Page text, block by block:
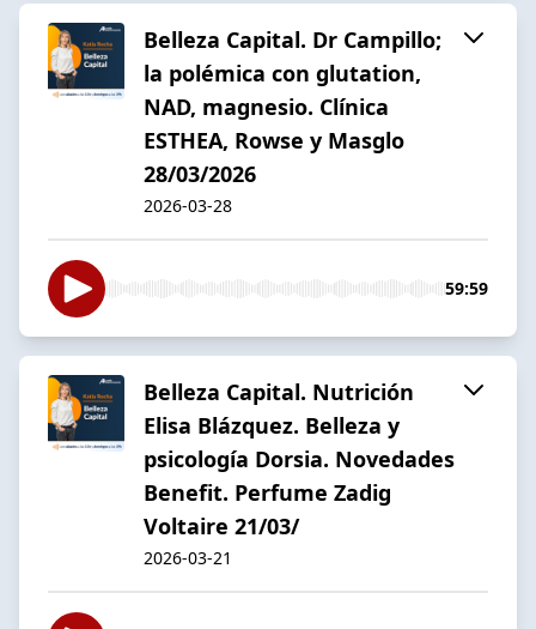
Belleza Capital. Dr Campillo;
la polémica con glutation,
NAD, magnesio. Clínica
ESTHEA, Rowse y Masglo
28/03/2026
2026-03-28
59:59
Belleza Capital. Nutrición
Elisa Blázquez. Belleza y
psicología Dorsia. Novedades
Benefit. Perfume Zadig
Voltaire 21/03/
2026-03-21